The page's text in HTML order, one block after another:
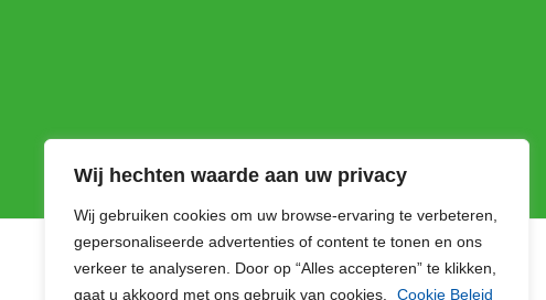
Wij hechten waarde aan uw privacy
Wij gebruiken cookies om uw browse-ervaring te verbeteren,
gepersonaliseerde advertenties of content te tonen en ons
verkeer te analyseren. Door op “Alles accepteren” te klikken,
gaat u akkoord met ons gebruik van cookies.
Cookie Beleid
© Copyright Autobedrijf Hamers | Website made byWenS Online Nederland